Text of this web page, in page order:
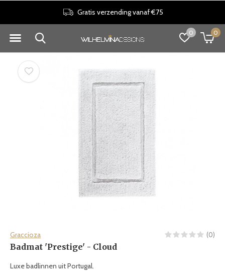
0 0
Gratis verzending vanaf €75
Graccioza (0)
Badmat 'Prestige' - Cloud
Luxe badlinnen uit Portugal.